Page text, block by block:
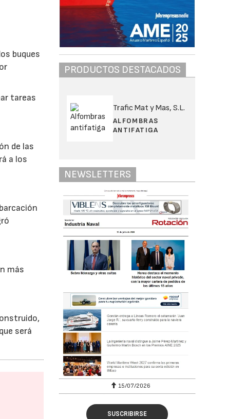
buques
tareas
de las
a los
más
será
PRODUCTOS DESTACADOS
Trafic Mat y Mas, S.L.
ALFOMBRAS
ANTIFATIGA
NEWSLETTERS
15/07/2026
SUSCRIBIRSE